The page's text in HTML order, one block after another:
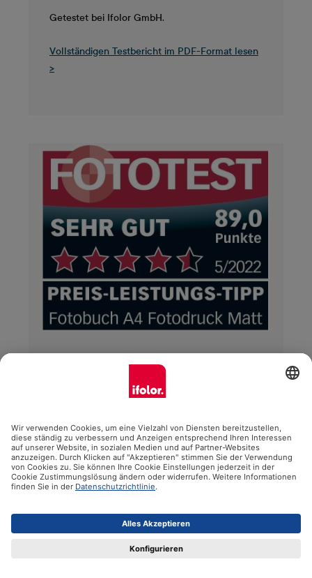
Getestet bei Ifolor GmbH.
Vollständigen Testbericht im PDF-Format lesen
>
In der FOTOTEST Ausgabe 05/2022 wird ein
grosser Test von acht hochwertigen Panorama-
Fotobüchern durchgeführt. ifolor ist darin auch
mit dem Produkt Fotobuch Premium Fotopapier,
Gesamtbewertung von 89,0/100 Punkten ergibt
das Prädikat «SEHR GUT». Die top Verarbeitung,
die hochwertige Haptik und die stabile